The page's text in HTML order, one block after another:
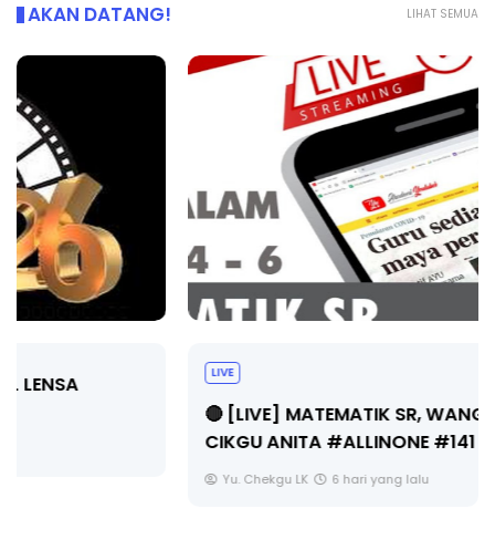
LIHAT SEMUA
AKAN DATANG!
🔴 [LIVE] MATEMATIK SR, WANG TAHUN 6 OLEH
CIKGU ANITA #ALLINONE #141 #...
6 hari yang lalu